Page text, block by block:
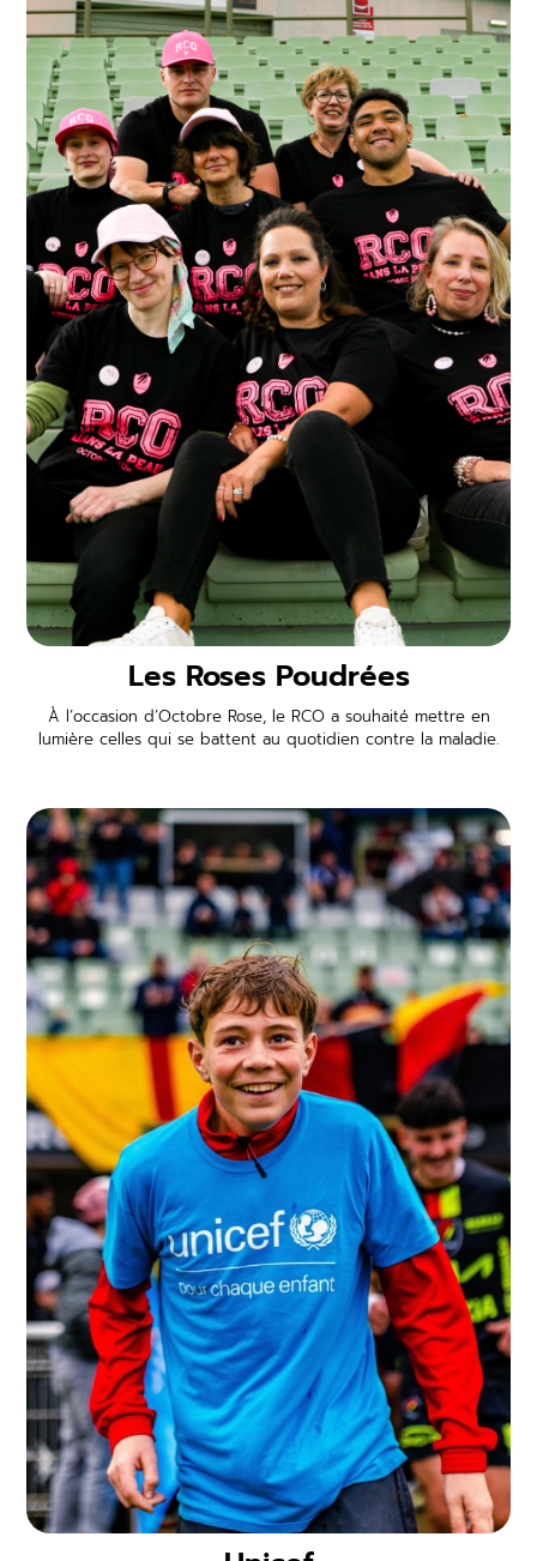
Les Roses Poudrées
À l’occasion d’Octobre Rose, le RCO a souhaité mettre en
lumière celles qui se battent au quotidien contre la maladie.